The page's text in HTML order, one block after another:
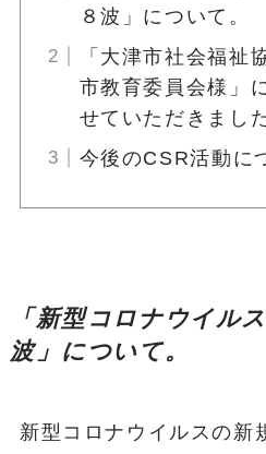
８波」について。
「大津市社会福祉
市教育委員会様」
せていただきました
今後のCSR活動に
「新型コロナウイル
波」について。
新型コロナウイルスの新